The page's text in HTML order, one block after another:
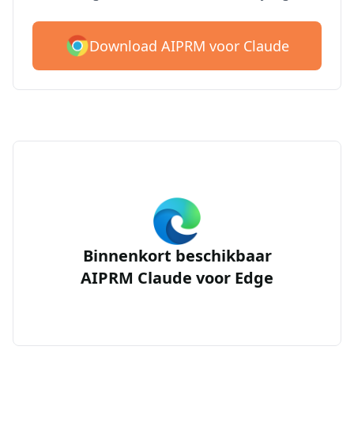
Download AIPRM voor Claude
Binnenkort beschikbaar
AIPRM Claude voor Edge